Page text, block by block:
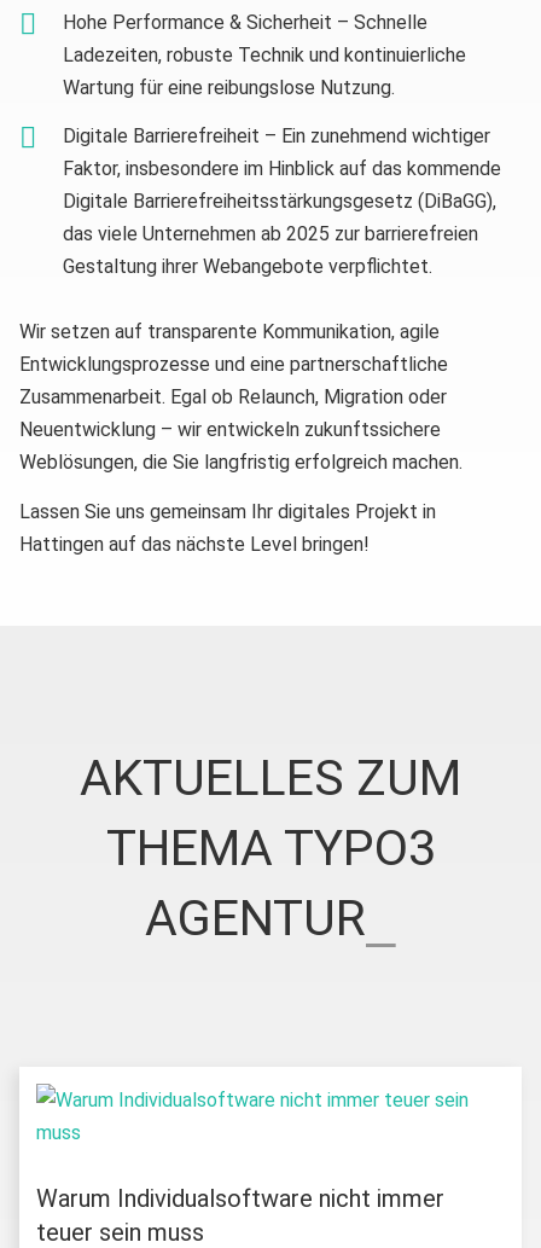
Hohe Performance & Sicherheit – Schnelle
Ladezeiten, robuste Technik und kontinuierliche
Wartung für eine reibungslose Nutzung.
Digitale Barrierefreiheit – Ein zunehmend wichtiger
Faktor, insbesondere im Hinblick auf das kommende
Digitale Barrierefreiheitsstärkungsgesetz (DiBaGG),
das viele Unternehmen ab 2025 zur barrierefreien
Gestaltung ihrer Webangebote verpflichtet.
Wir setzen auf transparente Kommunikation, agile
Entwicklungsprozesse und eine partnerschaftliche
Zusammenarbeit. Egal ob Relaunch, Migration oder
Neuentwicklung – wir entwickeln zukunftssichere
Weblösungen, die Sie langfristig erfolgreich machen.
Lassen Sie uns gemeinsam Ihr digitales Projekt in
Hattingen auf das nächste Level bringen!
AKTUELLES ZUM
THEMA TYPO3
AGENTUR
Warum Individualsoftware nicht immer
teuer sein muss